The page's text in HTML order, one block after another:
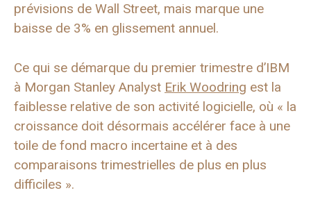
prévisions de Wall Street, mais marque une
baisse de 3% en glissement annuel.
Ce qui se démarque du premier trimestre d’IBM
à Morgan Stanley Analyst Erik Woodring est la
faiblesse relative de son activité logicielle, où « la
croissance doit désormais accélérer face à une
toile de fond macro incertaine et à des
comparaisons trimestrielles de plus en plus
difficiles ».